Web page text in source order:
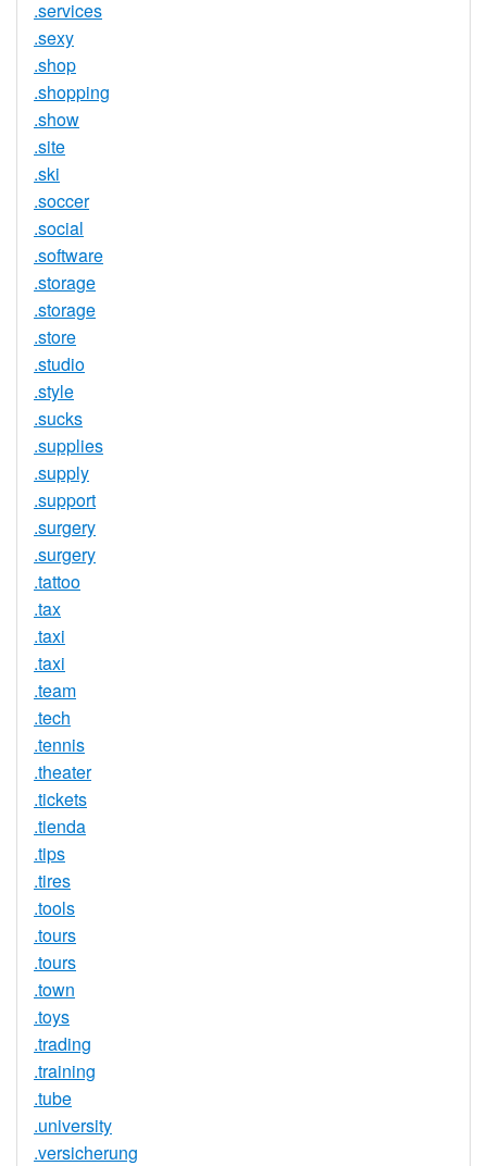
.services
.sexy
.shop
.shopping
.show
.site
.ski
.soccer
.social
.software
.storage
.storage
.store
.studio
.style
.sucks
.supplies
.supply
.support
.surgery
.surgery
.tattoo
.tax
.taxi
.taxi
.team
.tech
.tennis
.theater
.tickets
.tienda
.tips
.tires
.tools
.tours
.tours
.town
.toys
.trading
.training
.tube
.university
.versicherung